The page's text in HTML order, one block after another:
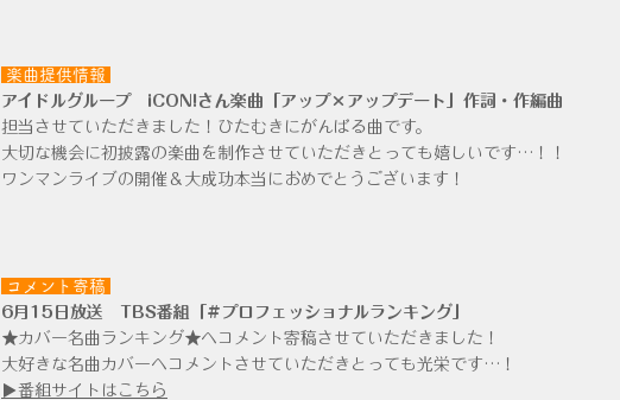
楽曲提供情報
アイドルグループ iCON!さん楽曲「アップ×アップデート」作詞・作編曲
担当させていただきました！ひたむきにがんばる曲です。
大切な機会に初披露の楽曲を制作させていただきとっても嬉しいです…！！
ワンマンライブの開催＆大成功本当におめでとうございます！
コメント寄稿
6月15日放送 ​ TBS番組​「#プロフェッショナルランキング」
★カバー名曲ランキング★へコメント寄稿させていただきました！
大好きな名曲カバーへコメントさせていただきとっても光栄です…！
​▶番組サイトはこちら